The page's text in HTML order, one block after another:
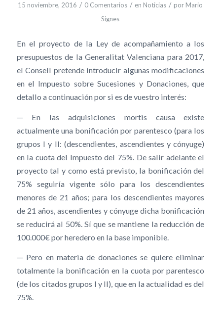
15 noviembre, 2016 / 0 Comentarios / en Noticias / por Mario
Signes
En el proyecto de la Ley de acompañamiento a los
presupuestos de la Generalitat Valenciana para 2017,
el Consell pretende introducir algunas modificaciones
en el Impuesto sobre Sucesiones y Donaciones, que
detallo a continuación por si es de vuestro interés:
— En las adquisiciones mortis causa existe
actualmente una bonificación por parentesco (para los
grupos I y II: (descendientes, ascendientes y cónyuge)
en la cuota del Impuesto del 75%. De salir adelante el
proyecto tal y como está previsto, la bonificación del
75% seguiría vigente sólo para los descendientes
menores de 21 años; para los descendientes mayores
de 21 años, ascendientes y cónyuge dicha bonificación
se reducirá al 50%. Sí que se mantiene la reducción de
100.000€ por heredero en la base imponible.
— Pero en materia de donaciones se quiere eliminar
totalmente la bonificación en la cuota por parentesco
(de los citados grupos I y II), que en la actualidad es del
75%.